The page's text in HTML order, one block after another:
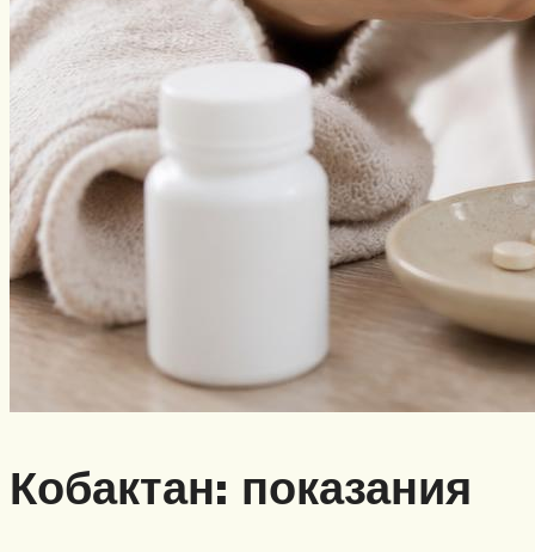
Кобактан: показания